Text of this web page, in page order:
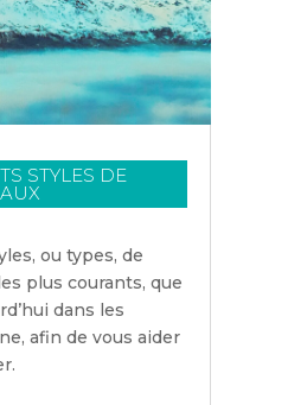
STYLES DE
ou types, de
plus courants, que
dans les
afin de vous aider